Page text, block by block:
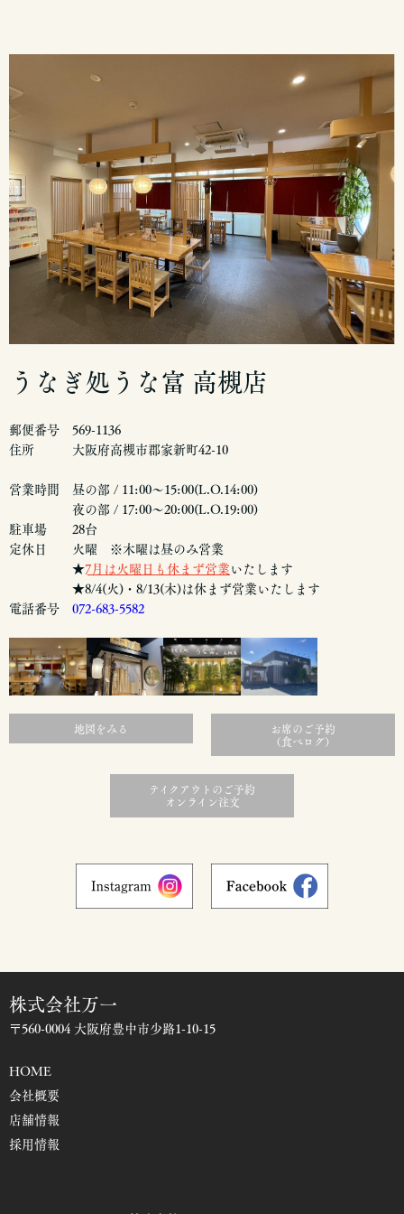
うなぎ処うな富 高槻店
郵便番号 569-1136
住所 大阪府高槻市郡家新町42-10
営業時間 昼の部 / 11:00～15:00(L.O.14:00)
夜の部 / 17:00～20:00(L.O.19:00)
駐車場 28台
定休日 火曜 ※木曜は昼のみ営業
★7月は火曜日も休まず営業 いたします
★8/4(火)・8/13(木)は休まず営業いたします
電話番号 072-683-5582
地図をみる
お席のご予約
（食べログ）
テイクアウトのご予約
オンライン注文
株式会社万一
〒560-0004 大阪府豊中市少路1-10-15
HOME
会社概要
店舗情報
採用情報